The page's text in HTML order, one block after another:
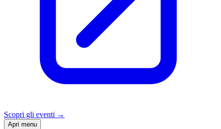
Scopri gli eventi →
Apri menu